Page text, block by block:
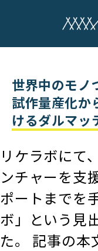
post
世界中のモノ
試作量産化か
けるダルマッ
リケラボにて
ンチャーを支
ポートまでを
ボ」という見
た。 記事の本